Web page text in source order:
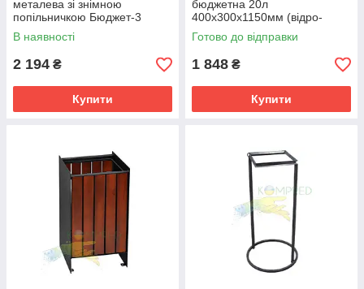
металева зі знімною
попільничкою Бюджет-3
В наявності
2 194 ₴
Купити
бюджетна 20л
400х300х1150мм (відро-
відкидне кругле,зелене/
основа-сіра) Kompred OL426
Готово до відправки
1 848 ₴
Купити